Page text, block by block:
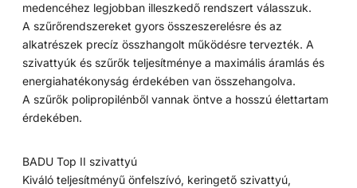
medencéhez legjobban illeszkedő rendszert válasszuk.
A szűrőrendszereket gyors összeszerelésre és az
alkatrészek precíz összhangolt működésre tervezték. A
szivattyúk és szűrők teljesítménye a maximális áramlás és
energiahatékonyság érdekében van összehangolva.
A szűrők polipropilénből vannak öntve a hosszú élettartam
érdekében.
BADU Top II szivattyú
Kiváló teljesítményű önfelszívó, keringető szivattyú,